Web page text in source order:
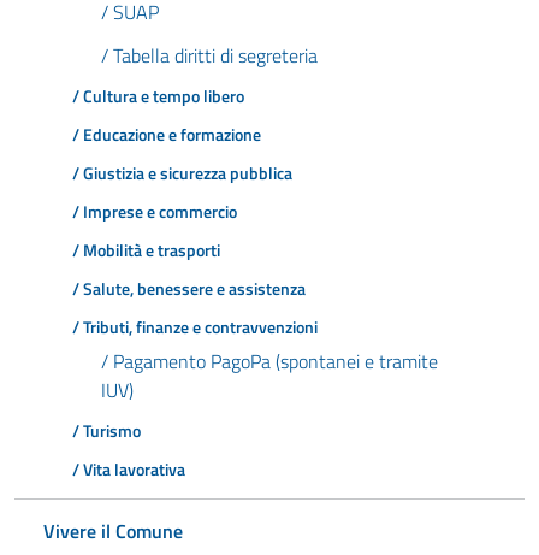
/ SUAP
/ Tabella diritti di segreteria
/ Cultura e tempo libero
/ Educazione e formazione
/ Giustizia e sicurezza pubblica
/ Imprese e commercio
/ Mobilità e trasporti
/ Salute, benessere e assistenza
/ Tributi, finanze e contravvenzioni
/ Pagamento PagoPa (spontanei e tramite
IUV)
/ Turismo
/ Vita lavorativa
Vivere il Comune